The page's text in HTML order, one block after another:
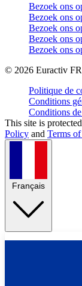
Bezoek ons
Bezoek ons
Bezoek ons
Bezoek ons
Bezoek ons
© 2026 Euractiv
Politique de
Conditions
Conditions
This site is
Policy and Terms
Français